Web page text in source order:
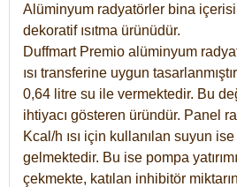
Alüminyum radyatörler bina
dekoratif ısıtma ürünüdür.
Duffmart Premio alüminyum
ısı transferine uygun
0,64 litre su ile vermektedir. Bu
ihtiyacı gösteren üründür. Panel
Kcal/h ısı için kullanılan suyun ise
gelmektedir. Bu ise pompa
çekmekte, katılan inhibitör